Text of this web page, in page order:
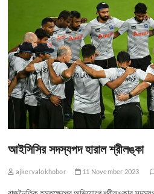
আইসিসির সদস্যপদ হারাল শ্রীলঙ্কা
ajkervalokhobor 11 November 2023